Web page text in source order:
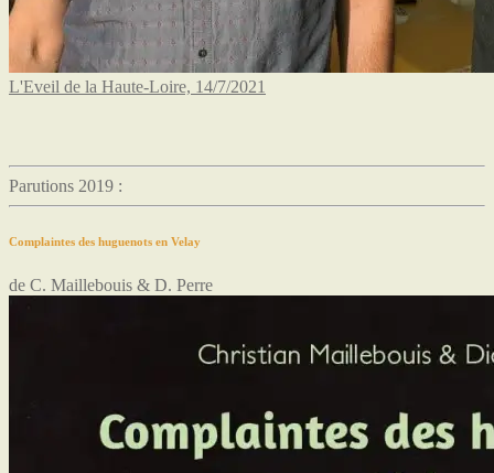
L'Eveil de la Haute-Loire, 14/7/2021
Parutions 2019 :
Complaintes des huguenots en Velay
de C. Maillebouis & D. Perre